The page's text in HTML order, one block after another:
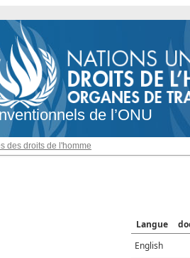
de l’ONU
des droits de l'homme
Langue
English